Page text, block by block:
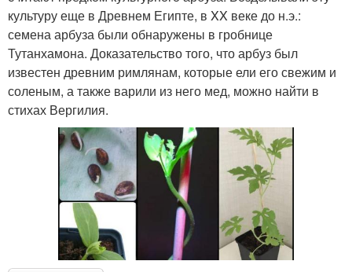
культуру еще в Древнем Египте, в XX веке до н.э.:
семена арбуза были обнаружены в гробнице
Тутанхамона. Доказательство того, что арбуз был
известен древним римлянам, которые ели его свежим и
соленым, а также варили из него мед, можно найти в
стихах Вергилия.